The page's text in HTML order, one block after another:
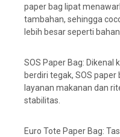
paper bag lipat
tambahan, sehingga
lebih besar seperti
SOS Paper Bag:
berdiri tegak, SOS
layanan makanan dan
stabilitas.
Euro Tote Paper Bag: